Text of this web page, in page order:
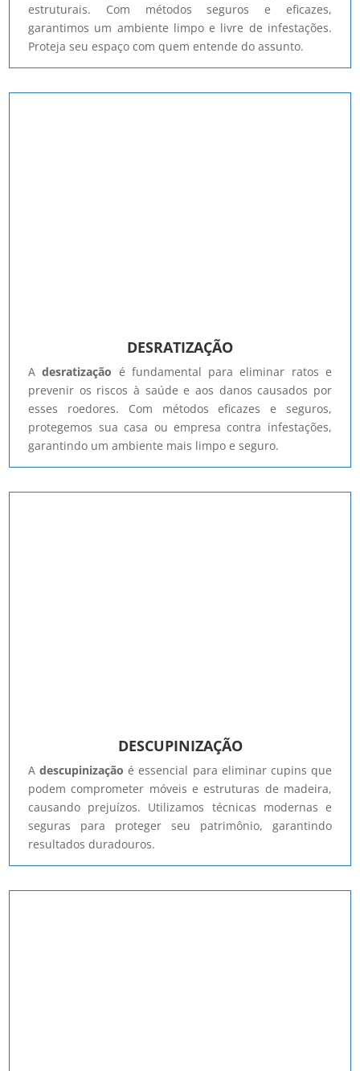
estruturais. Com métodos seguros e eficazes,
garantimos um ambiente limpo e livre de infestações.
Proteja seu espaço com quem entende do assunto.
DESRATIZAÇÃO
Adesratização é fundamental para eliminar ratos e
prevenir os riscos à saúde e aos danos causados por
esses roedores. Com métodos eficazes e seguros,
protegemos sua casa ou empresa contra infestações,
garantindo um ambiente mais limpo e seguro.
DESCUPINIZAÇÃO
Adescupinização é essencial para eliminar cupins que
podem comprometer móveis e estruturas de madeira,
causando prejuízos. Utilizamos técnicas modernas e
seguras para proteger seu patrimônio, garantindo
resultados duradouros.